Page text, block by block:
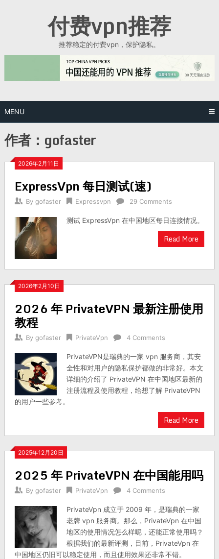
付费vpn推荐
推荐稳定的付费vpn，保护隐私。
MENU
作者： gofaster
2026年2月11日
ExpressVpn 每日测试(速)
By gofaster Expressvpn 29 Comments
测试 ExpressVpn 在中国地区每日连接情况。
Read More
2026年2月10日
2026 年 PrivateVPN 最新注册使用
教程
By gofaster PrivateVpn 4 Comments
PrivateVPN是瑞典的一家 vpn 服务商，其安
全性和对用户的隐私保护都做的非常好。本文
详细的介绍了 PrivateVPN 在中国地区最新的
注册流程及使用教程，给想了解 PrivateVPN
的用户一些参考。
Read More
2025年12月20日
2025 年 PrivateVPN 在中国能用吗
By gofaster PrivateVpn 4 Comments
PrivateVpn 成立于 2009 年，是瑞典的一家
老牌 vpn 服务商。那么，PrivateVpn 在中国
地区的使用情况怎么样呢，还能正常使用吗？
根据我们的最新评测，目前，PrivateVpn 在
中国地区仍旧可以稳定使用，而且使用效果还非常不错。